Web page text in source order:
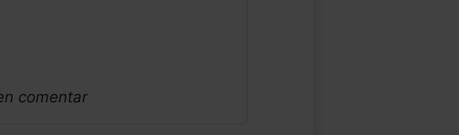
comentar